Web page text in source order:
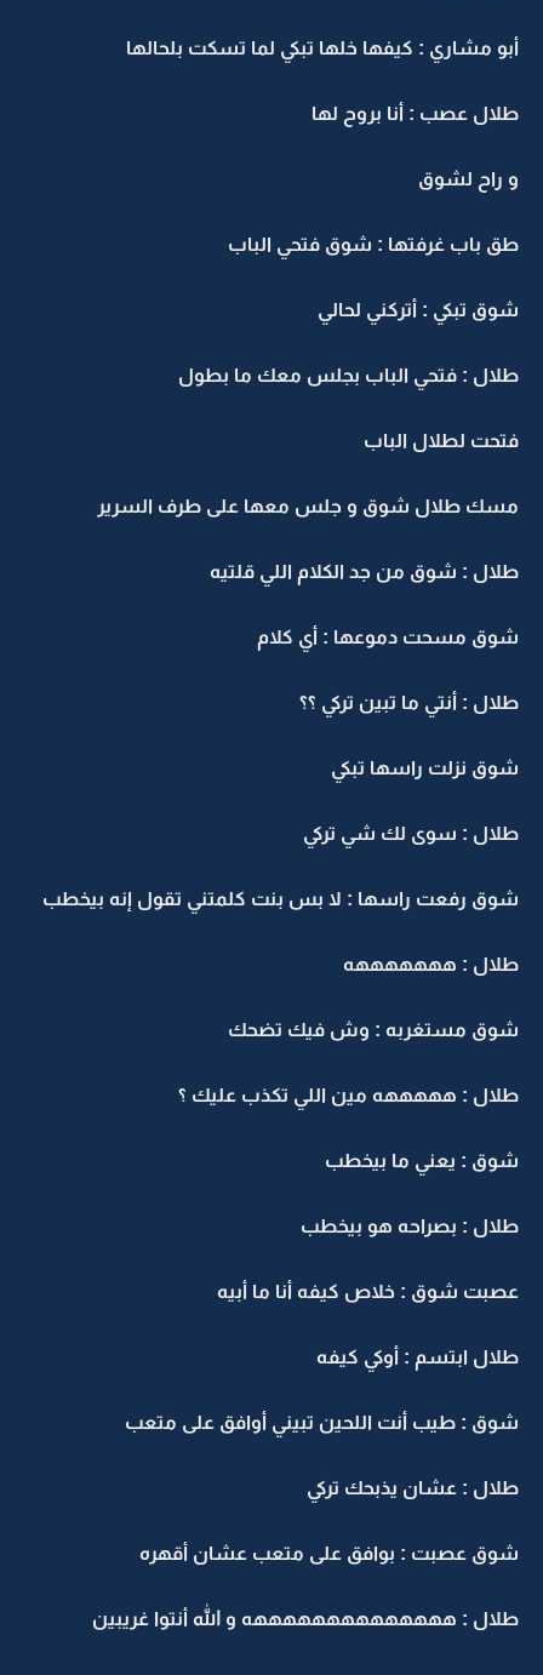
أبو مشاري : كيفها خلها تبكي لما تسكت بلحالها
طلال عصب : أنا بروح لها
و راح لشوق
طق باب غرفتها : شوق فتحي الباب
شوق تبكي : أتركني لحالي
طلال : فتحي الباب بجلس معك ما بطول
فتحت لطلال الباب
مسك طلال شوق و جلس معها على طرف السرير
طلال : شوق من جد الكلام اللي قلتيه
شوق مسحت دموعها : أي كلام
طلال : أنتي ما تبين تركي ؟؟
شوق نزلت راسها تبكي
طلال : سوى لك شي تركي
شوق رفعت راسها : لا بس بنت كلمتني تقول إنه بيخطب
طلال : هههههههه
شوق مستغربه : وش فيك تضحك
طلال : هههههه مين اللي تكذب عليك ؟
شوق : يعني ما بيخطب
طلال : بصراحه هو بيخطب
عصبت شوق : خلاص كيفه أنا ما أبيه
طلال ابتسم : أوكي كيفه
شوق : طيب أنت اللحين تبيني أوافق على متعب
طلال : عشان يذبحك تركي
شوق عصبت : بوافق على متعب عشان أقهره
طلال : ههههههههههههههه و الله أنتوا غريبين